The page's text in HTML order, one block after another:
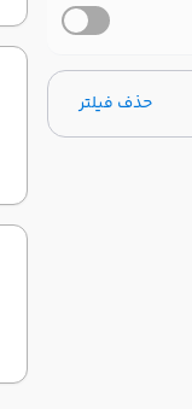
حذف فیلتر